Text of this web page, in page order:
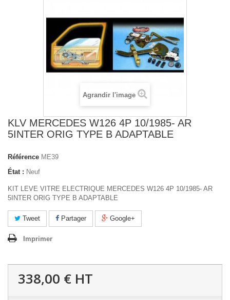
Agrandir l'image
KLV MERCEDES W126 4P 10/1985- AR
5INTER ORIG TYPE B ADAPTABLE
Référence ME39
État : Neuf
KIT LEVE VITRE ELECTRIQUE MERCEDES W126 4P 10/1985- AR
5INTER ORIG TYPE B ADAPTABLE
Tweet Partager Google+
Imprimer
338,00 € HT